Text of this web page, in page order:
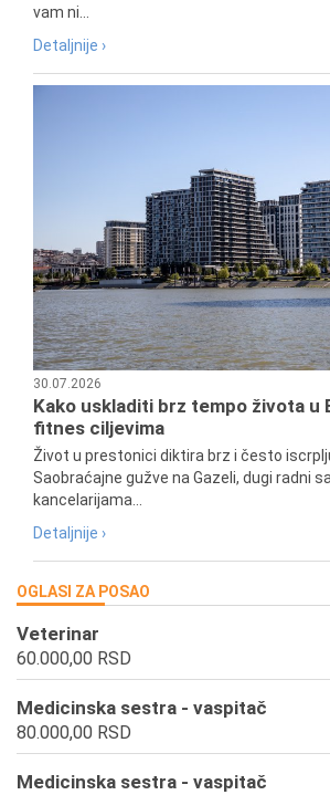
vam ni...
Detaljnije ›
30.07.2026
Kako uskladiti brz tempo života u
fitnes ciljevima
Život u prestonici diktira brz i često
Saobraćajne gužve na Gazeli, dugi radni
kancelarijama...
Detaljnije ›
OGLASI ZA POSAO
Veterinar
60.000,00 RSD
Medicinska sestra - vaspitač
80.000,00 RSD
Medicinska sestra - vaspitač